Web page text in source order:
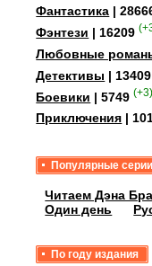
Фантастика |
Фэнтези | 16209
Любовные
Детективы | 13409
Боевики | 5749 (+3)
Приключения |
Популярные
Читаем Дэна
Один день
По году издания